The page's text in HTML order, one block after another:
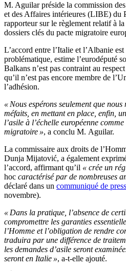
M. Aguilar préside la commission
et des Affaires intérieures (LIBE) du
rapporteur sur le règlement relatif à la
dossiers clés du pacte migratoire
L’accord entre l’Italie et l’Albanie
problématique, estime l’eurodéputé
Balkans n’est pas contraint au
qu’il n’est pas encore membre de
l’adhésion.
« Nous espérons seulement que
méfaits, en mettant en place, enfin,
l’asile à l’échelle européenne
migratoire », a conclu M. Aguilar.
La commissaire aux droits de
Dunja Mijatović, a également
l’accord, affirmant qu’il « crée un
hoc caractérisé par de nombreuses
déclaré dans un communiqué de
novembre).
« Dans la pratique, l’absence de
compromettre les garanties
l’Homme et l’obligation de rendre
traduira par une différence de
les demandes d’asile seront
seront en Italie », a-t-elle ajouté.